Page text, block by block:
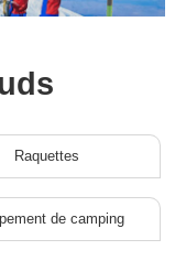
Raquettes
de camping